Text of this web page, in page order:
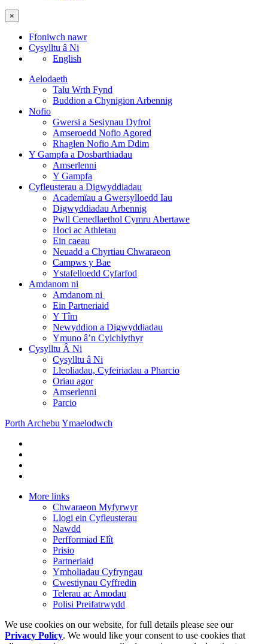
×
Ffoniwch nawr
Cysylltu â Ni
English
Aelodaeth
Talu Wrth Fynd
Buddion a Chynigion Arbennig
Nofio
Gwersi a Sesiynau Dyfrol
Amseroedd Nofio Agored
Rhaglen Nofio Am Ddim
Y Gampfa a Dosbarthiadau
Amserlenni
Y Gampfa
Cyfleusterau a Digwyddiadau
Academïau a Gwersylloedd Iau
Digwyddiadau Arbennig
Pwll Cenedlaethol Cymru Abertawe
Hoci ac Athletau
Ein caeau
Neuadd a Chyrtiau Chwaraeon
Campws y Bae
Ystafelloedd Cyfarfod
Amdanom ni
Amdanom ni
Ein Partneriaid
Y Tîm
Newyddion a Digwyddiadau
Ymuno â’n Cylchlythyr
Cysylltu Â Ni
Cysylltu â Ni
Lleoliadau, Cyfeiriadau a Pharcio
Oriau agor
Amserlenni
Parcio
Porth Archebu Ymaelodwch
More links
Chwaraeon Myfyrwyr
Llogi ein Cyfleusterau
Nawdd
Perfformiad Elît
Prisio
Partneriaid
Ymholiadau Cyfryngau
Cwestiynau Cyffredin
Telerau ac Amodau
Polisi Preifatrwydd
We use cookies on our website, for full details please see our
Privacy Policy. We would like your consent to use cookies that